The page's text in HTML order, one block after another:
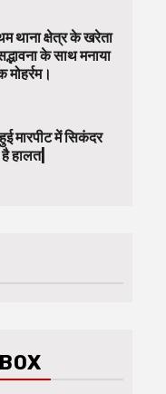
थाना क्षेत्र के खरेता
के साथ मनाया
मोहर्रम।
मारपीट में सिकंदर
हालत|